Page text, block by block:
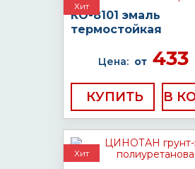
Хит
КО-8101 эмаль
термостойкая
Цена: от 433
КУПИТЬ
Хит